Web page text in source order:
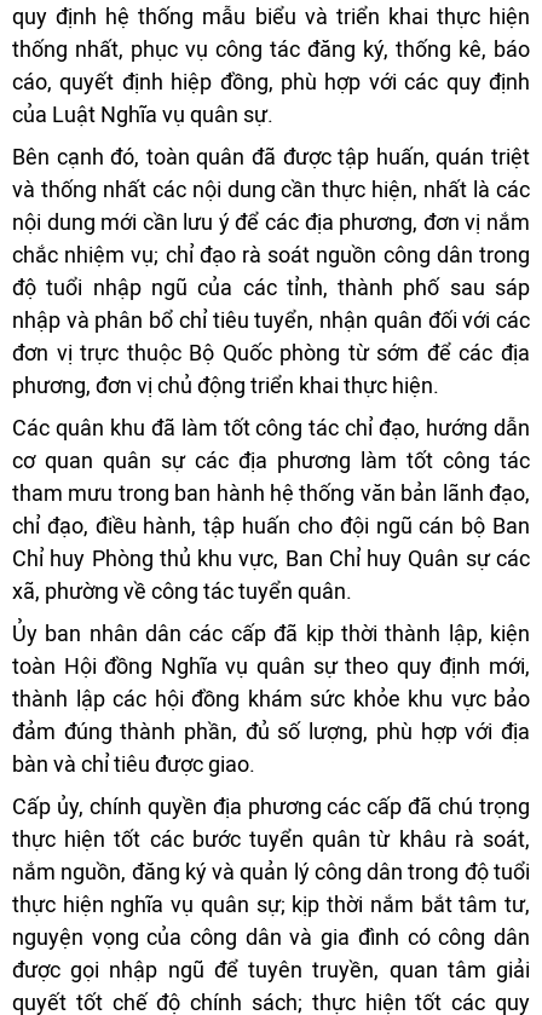
quy định hệ thống mẫu biểu và triển khai thực hiện
thống nhất, phục vụ công tác đăng ký, thống kê, báo
cáo, quyết định hiệp đồng, phù hợp với các quy định
của Luật Nghĩa vụ quân sự.
Bên cạnh đó, toàn quân đã được tập huấn, quán triệt
và thống nhất các nội dung cần thực hiện, nhất là các
nội dung mới cần lưu ý để các địa phương, đơn vị nắm
chắc nhiệm vụ; chỉ đạo rà soát nguồn công dân trong
độ tuổi nhập ngũ của các tỉnh, thành phố sau sáp
nhập và phân bổ chỉ tiêu tuyển, nhận quân đối với các
đơn vị trực thuộc Bộ Quốc phòng từ sớm để các địa
phương, đơn vị chủ động triển khai thực hiện.
Các quân khu đã làm tốt công tác chỉ đạo, hướng dẫn
cơ quan quân sự các địa phương làm tốt công tác
tham mưu trong ban hành hệ thống văn bản lãnh đạo,
chỉ đạo, điều hành, tập huấn cho đội ngũ cán bộ Ban
Chỉ huy Phòng thủ khu vực, Ban Chỉ huy Quân sự các
xã, phường về công tác tuyển quân.
Ủy ban nhân dân các cấp đã kịp thời thành lập, kiện
toàn Hội đồng Nghĩa vụ quân sự theo quy định mới,
thành lập các hội đồng khám sức khỏe khu vực bảo
đảm đúng thành phần, đủ số lượng, phù hợp với địa
bàn và chỉ tiêu được giao.
Cấp ủy, chính quyền địa phương các cấp đã chú trọng
thực hiện tốt các bước tuyển quân từ khâu rà soát,
nắm nguồn, đăng ký và quản lý công dân trong độ tuổi
thực hiện nghĩa vụ quân sự; kịp thời nắm bắt tâm tư,
nguyện vọng của công dân và gia đình có công dân
được gọi nhập ngũ để tuyên truyền, quan tâm giải
quyết tốt chế độ chính sách; thực hiện tốt các quy